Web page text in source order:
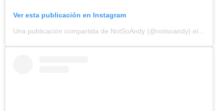
Ver esta publicación en Instagram
Una publicación compartida de NotSoAndy (@notsoandy) el 26